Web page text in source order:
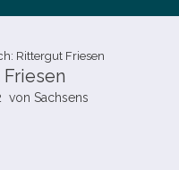
Rittergut Friesen
von Sachsens